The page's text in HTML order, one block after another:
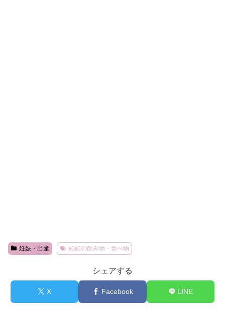
妊娠・出産 妊婦の飲み物・食べ物
シェアする
X Facebook LINE